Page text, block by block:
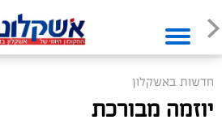
חדשות באשקלון
יוזמה מבורכת